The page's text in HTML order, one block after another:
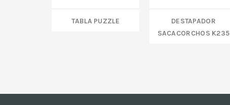
TABLA PUZZLE
DESTAPADOR
SACACORCHOS K235